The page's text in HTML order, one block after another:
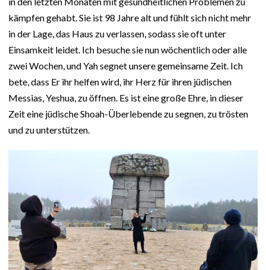
kämpfen gehabt. Sie ist 98 Jahre alt und fühlt sich nicht mehr
in der Lage, das Haus zu verlassen, sodass sie oft unter
Einsamkeit leidet. Ich besuche sie nun wöchentlich oder alle
zwei Wochen, und Yah segnet unsere gemeinsame Zeit. Ich
bete, dass Er ihr helfen wird, ihr Herz für ihren jüdischen
Messias, Yeshua, zu öffnen. Es ist eine große Ehre, in dieser
Zeit eine jüdische Shoah-Überlebende zu segnen, zu trösten
und zu unterstützen.